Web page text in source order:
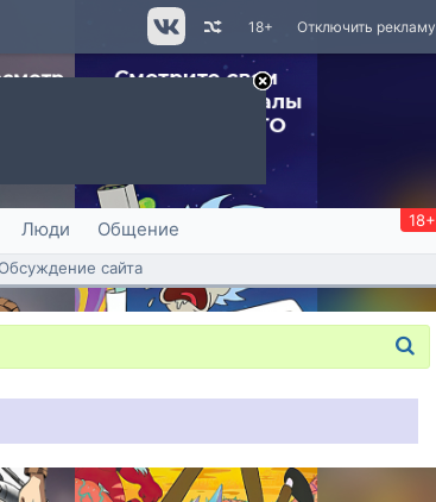
Отключить рекламу
18+
Люди Общение 18+
сайта